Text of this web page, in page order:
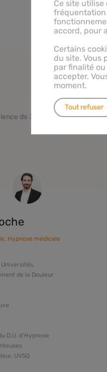
de 3 parcours
Hypnose médicale
de la Douleur
D.U. d’Hypnose
UVSQ
Ce site utilise
fréquentation
accord, pour
Certains
du site. Vous
par finalité
accepter.
moment.
Tout refuser